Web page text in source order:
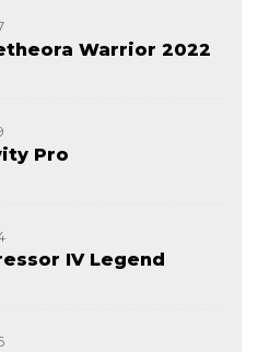
Warrior 2022
Pro
IV Legend